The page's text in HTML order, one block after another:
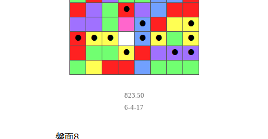
823.50
6-4-17